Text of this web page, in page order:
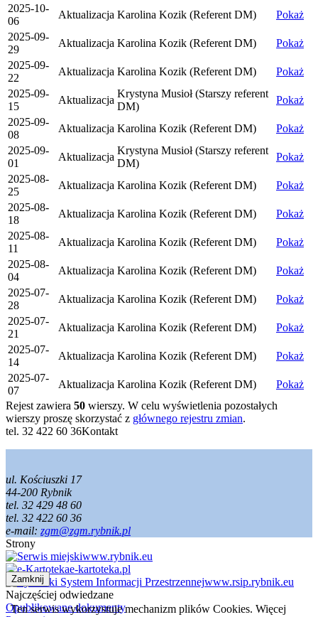
2025-10-
06
Aktualizacja Karolina Kozik (Referent DM)
Pokaż
2025-09-
29
Aktualizacja Karolina Kozik (Referent DM)
Pokaż
2025-09-
22
Aktualizacja Karolina Kozik (Referent DM)
Pokaż
2025-09-
15
Aktualizacja
Krystyna Musioł (Starszy referent
DM)
Pokaż
2025-09-
08
Aktualizacja Karolina Kozik (Referent DM)
Pokaż
2025-09-
01
Aktualizacja
Krystyna Musioł (Starszy referent
DM)
Pokaż
2025-08-
25
Aktualizacja Karolina Kozik (Referent DM)
Pokaż
2025-08-
18
Aktualizacja Karolina Kozik (Referent DM)
Pokaż
2025-08-
11
Aktualizacja Karolina Kozik (Referent DM)
Pokaż
2025-08-
04
Aktualizacja Karolina Kozik (Referent DM)
Pokaż
2025-07-
28
Aktualizacja Karolina Kozik (Referent DM)
Pokaż
2025-07-
21
Aktualizacja Karolina Kozik (Referent DM)
Pokaż
2025-07-
14
Aktualizacja Karolina Kozik (Referent DM)
Pokaż
2025-07-
07
Aktualizacja Karolina Kozik (Referent DM)
Pokaż
Rejest zawiera 50 wierszy. W celu wyświetlenia pozostałych
wierszy proszę skorzystać z głównego rejestru zmian.
tel. 32 422 60 36Kontakt
ul. Kościuszki 17
44-200 Rybnik
tel. 32 429 48 60
tel. 32 422 60 36
e-mail: zgm@zgm.rybnik.pl
Strony
www.rybnik.eu
e-kartoteka.pl
www.rsip.rybnik.eu
Najczęściej odwiedzane
Opublikowane dokumenty
Zamknij
Ten serwis wykorzystuje mechanizm plików Cookies. Więcej